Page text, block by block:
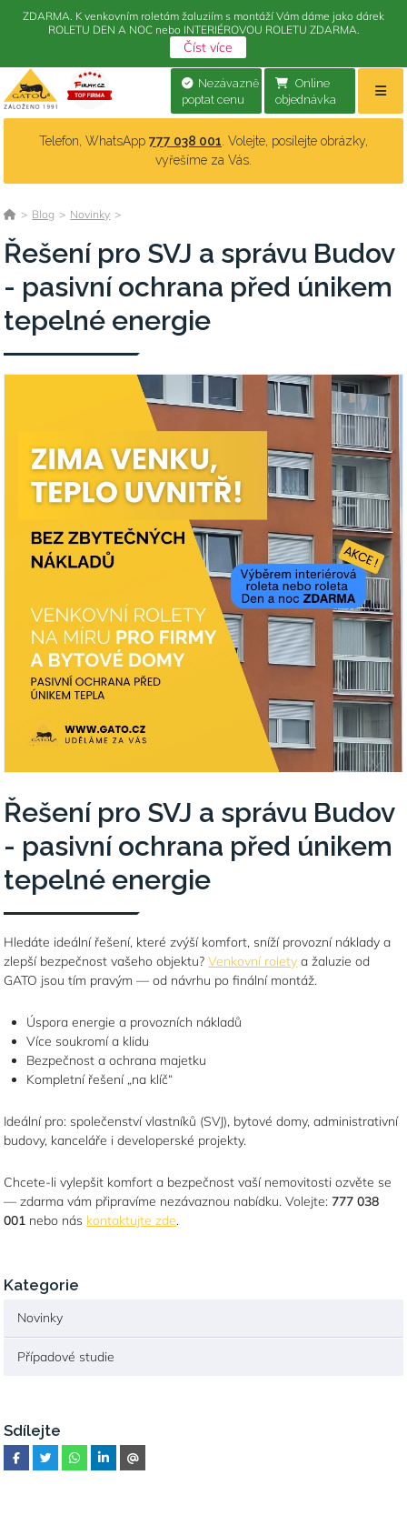
Online
objednávka
Nezávazně
poptat cenu
Telefon, WhatsApp 777 038 001 . Volejte, posílejte obrázky,
vyřešíme za Vás.
> Blog > Novinky >
Řešení pro SVJ a správu Budov
- pasivní ochrana před únikem
tepelné energie
Řešení pro SVJ a správu Budov
- pasivní ochrana před únikem
tepelné energie
Hledáte ideální řešení, které zvýší komfort, sníží provozní náklady a
zlepší bezpečnost vašeho objektu?Venkovní rolety a žaluzie od
GATO jsou tím pravým — od návrhu pofinální montáž.
Úspora energie a provozních nákladů
Více soukromí a klidu
Bezpečnost a ochrana majetku
Kompletní řešení „na klíč“
Ideální pro: společenství vlastníků (SVJ), bytové domy, administrativní
budovy, kanceláře i developerské projekty.
Chcete-li vylepšit komfort a bezpečnost vaší nemovitosti ozvěte se
— zdarma vám připravíme nezávaznou nabídku. Volejte:777 038
001 nebo nás kontaktujte zde.
Kategorie
Novinky
Případové studie
Sdílejte
ZDARMA. K venkovním roletám žaluziím s montáží Vám dáme jako dárek
ROLETU DEN A NOC nebo INTERIÉROVOU ROLETU ZDARMA.
Číst více